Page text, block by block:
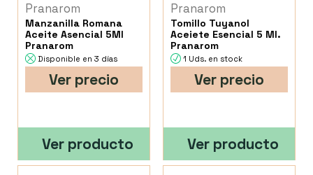
Pranarom
Manzanilla Romana
Aceite Asencial 5Ml
Pranarom
Disponible en 3 días
Ver precio
Ver producto
Pranarom
Tomillo Tuyanol
Aceiete Esencial 5 Ml.
Pranarom
1 Uds. en stock
Ver precio
Ver producto